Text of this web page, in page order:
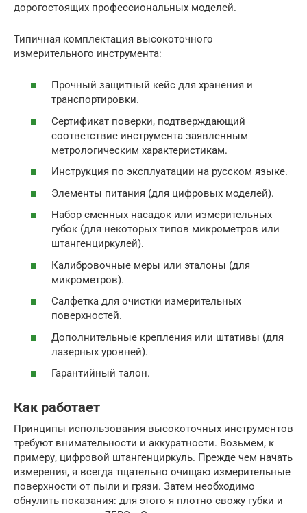
дорогостоящих профессиональных моделей.
Типичная комплектация высокоточного
измерительного инструмента:
Прочный защитный кейс для хранения и
транспортировки.
Сертификат поверки, подтверждающий
соответствие инструмента заявленным
метрологическим характеристикам.
Инструкция по эксплуатации на русском языке.
Элементы питания (для цифровых моделей).
Набор сменных насадок или измерительных
губок (для некоторых типов микрометров или
штангенциркулей).
Калибровочные меры или эталоны (для
микрометров).
Салфетка для очистки измерительных
поверхностей.
Дополнительные крепления или штативы (для
лазерных уровней).
Гарантийный талон.
Как работает
Принципы использования высокоточных инструментов
требуют внимательности и аккуратности. Возьмем, к
примеру, цифровой штангенциркуль. Прежде чем начать
измерения, я всегда тщательно очищаю измерительные
поверхности от пыли и грязи. Затем необходимо
обнулить показания: для этого я плотно свожу губки и